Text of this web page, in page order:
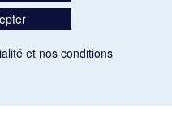
et nos conditions